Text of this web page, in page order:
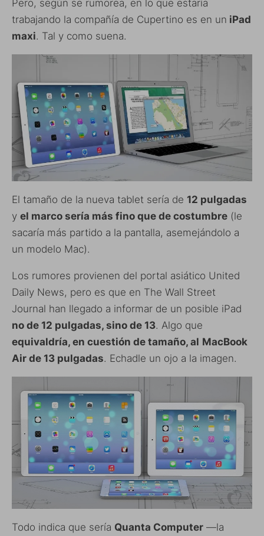
Pero, según se rumorea, en lo que estaría
trabajando la compañía de Cupertino es en un iPad
maxi. Tal y como suena.
El tamaño de la nueva tablet sería de 12 pulgadas
y el marco sería más fino que de costumbre (le
sacaría más partido a la pantalla, asemejándolo a
un modelo Mac).
Los rumores provienen del portal asiático United
Daily News, pero es que en The Wall Street
Journal han llegado a informar de un posible iPad
no de 12 pulgadas, sino de 13. Algo que
equivaldría, en cuestión de tamaño, al MacBook
Air de 13 pulgadas. Echadle un ojo a la imagen.
Todo indica que sería Quanta Computer —la